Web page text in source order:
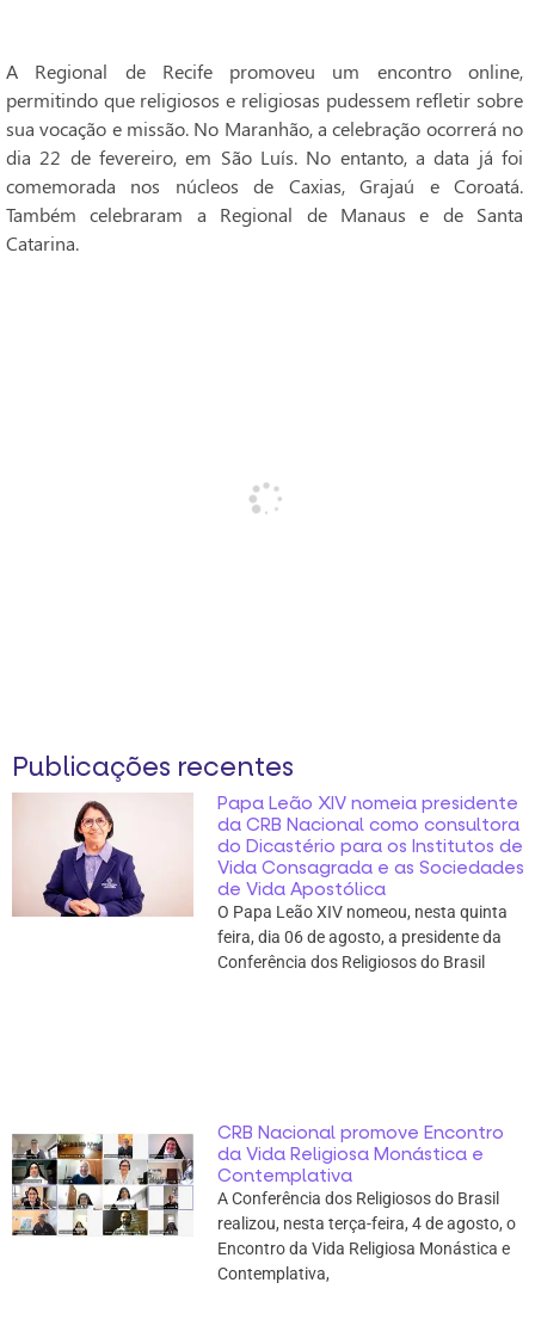
A Regional de Recife promoveu um encontro online,
permitindo que religiosos e religiosas pudessem refletir sobre
sua vocação e missão. No Maranhão, a celebração ocorrerá no
dia 22 de fevereiro, em São Luís. No entanto, a data já foi
comemorada nos núcleos de Caxias, Grajaú e Coroatá.
Também celebraram a Regional de Manaus e de Santa
Catarina.
Publicações recentes
Papa Leão XIV nomeia presidente
da CRB Nacional como consultora
do Dicastério para os Institutos de
Vida Consagrada e as Sociedades
de Vida Apostólica
O Papa Leão XIV nomeou, nesta quinta
feira, dia 06 de agosto, a presidente da
Conferência dos Religiosos do Brasil
CRB Nacional promove Encontro
da Vida Religiosa Monástica e
Contemplativa
A Conferência dos Religiosos do Brasil
realizou, nesta terça-feira, 4 de agosto, o
Encontro da Vida Religiosa Monástica e
Contemplativa,